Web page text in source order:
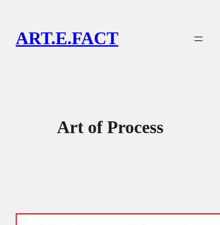
kontenART.E.FACT
Art of Process